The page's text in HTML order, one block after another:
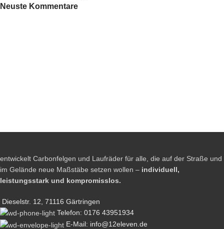
Neuste Kommentare
entwickelt Carbonfelgen und Laufräder für alle, die auf der Straße und
im Gelände neue Maßstäbe setzen wollen – individuell,
leistungsstark und kompromisslos.
Dieselstr. 12, 71116 Gärtringen
Telefon: 0176 43951934
E-Mail: info@12eleven.de